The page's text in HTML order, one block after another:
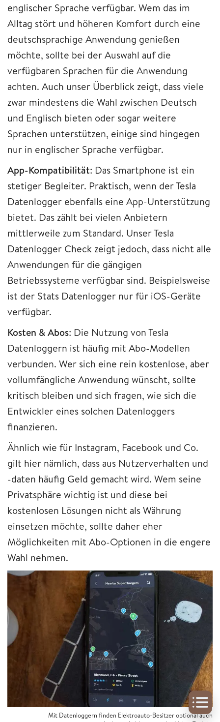
englischer Sprache verfügbar. Wem das im
Alltag stört und höheren Komfort durch eine
deutschsprachige Anwendung genießen
möchte, sollte bei der Auswahl auf die
verfügbaren Sprachen für die Anwendung
achten. Auch unser Überblick zeigt, dass viele
zwar mindestens die Wahl zwischen Deutsch
und Englisch bieten oder sogar weitere
Sprachen unterstützen, einige sind hingegen
nur in englischer Sprache verfügbar.
App-Kompatibilität: Das Smartphone ist ein
stetiger Begleiter. Praktisch, wenn der Tesla
Datenlogger ebenfalls eine App-Unterstützung
bietet. Das zählt bei vielen Anbietern
mittlerweile zum Standard. Unser Tesla
Datenlogger Check zeigt jedoch, dass nicht alle
Anwendungen für die gängigen
Betriebssysteme verfügbar sind. Beispielsweise
ist der Stats Datenlogger nur für iOS-Geräte
verfügbar.
Kosten & Abos: Die Nutzung von Tesla
Datenloggern ist häufig mit Abo-Modellen
verbunden. Wer sich eine rein kostenlose, aber
vollumfängliche Anwendung wünscht, sollte
kritisch bleiben und sich fragen, wie sich die
Entwickler eines solchen Datenloggers
finanzieren.
Ähnlich wie für Instagram, Facebook und Co.
gilt hier nämlich, dass aus Nutzerverhalten und
-daten häufig Geld gemacht wird. Wem seine
Privatsphäre wichtig ist und diese bei
kostenlosen Lösungen nicht als Währung
einsetzen möchte, sollte daher eher
Möglichkeiten mit Abo-Optionen in die engere
Wahl nehmen.
Mit Datenloggern finden Elektroauto-Besitzer optional auch